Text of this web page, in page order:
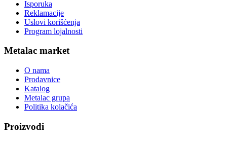
Isporuka
Reklamacije
Uslovi korišćenja
Program lojalnosti
Metalac market
O nama
Prodavnice
Katalog
Metalac grupa
Politika kolačića
Proizvodi